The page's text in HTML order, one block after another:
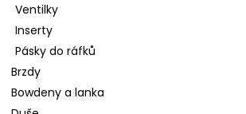
Ventilky
Inserty
Pásky do ráfků
Brzdy
Bowdeny a lanka
ŘADÍCÍ PRO-T PLUS MTB TEFLON